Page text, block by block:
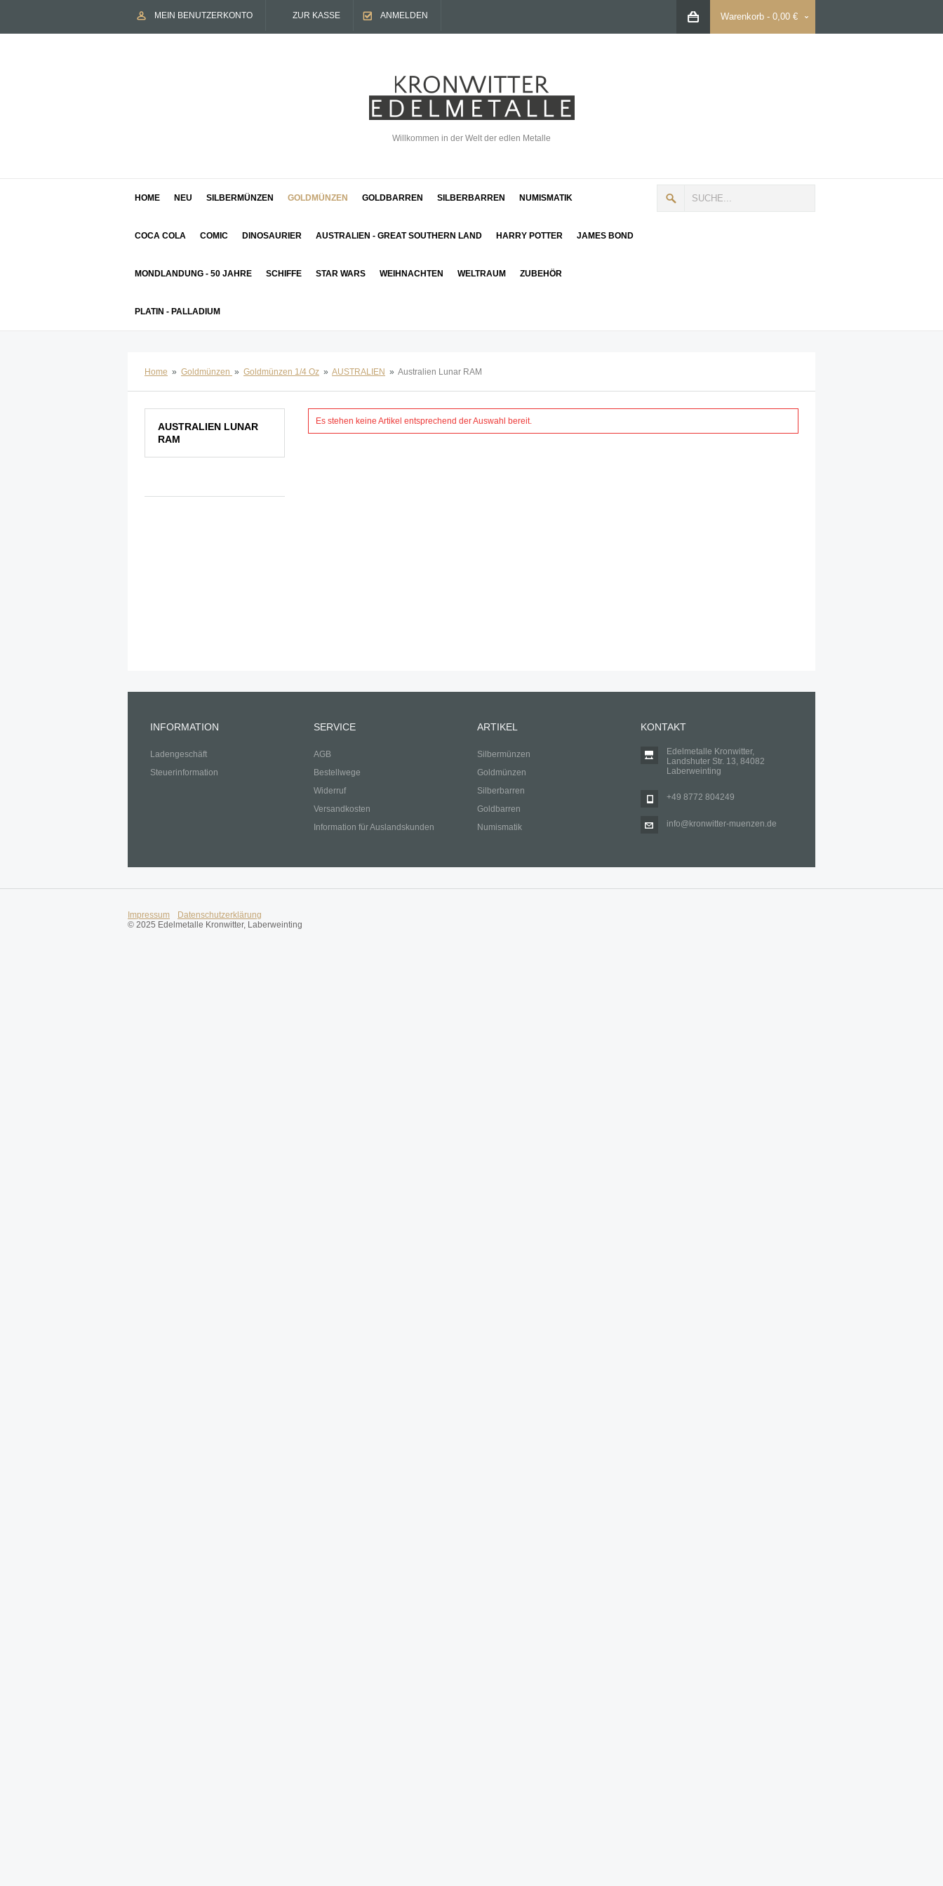
MEIN BENUTZERKONTO ZUR KASSE ANMELDEN Warenkorb - 0,00 €
Willkommen in der Welt der edlen Metalle
HOME NEU SILBERMÜNZEN GOLDMÜNZEN GOLDBARREN SILBERBARREN NUMISMATIK
COCA COLA COMIC DINOSAURIER AUSTRALIEN - GREAT SOUTHERN LAND HARRY POTTER JAMES BOND
MONDLANDUNG - 50 JAHRE SCHIFFE STAR WARS WEIHNACHTEN WELTRAUM ZUBEHÖR
PLATIN - PALLADIUM
Home » Goldmünzen » Goldmünzen 1/4 Oz » AUSTRALIEN » Australien Lunar RAM
Es stehen keine Artikel entsprechend der Auswahl bereit.
AUSTRALIEN LUNAR
RAM
INFORMATION
Ladengeschäft
Steuerinformation
SERVICE
AGB
Bestellwege
Widerruf
Versandkosten
Information für Auslandskunden
ARTIKEL
Silbermünzen
Goldmünzen
Silberbarren
Goldbarren
Numismatik
KONTAKT
Edelmetalle Kronwitter,
Landshuter Str. 13, 84082
Laberweinting
+49 8772 804249
info@kronwitter-muenzen.de
Impressum
Datenschutzerklärung
© 2025 Edelmetalle Kronwitter, Laberweinting